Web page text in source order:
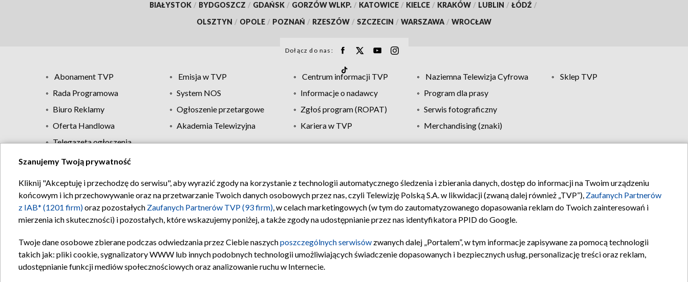
BIAŁYSTOK / BYDGOSZCZ / GDAŃSK / GORZÓW WLKP. / KATOWICE / KIELCE / KRAKÓW / LUBLIN / ŁÓDŹ /
OLSZTYN / OPOLE / POZNAŃ / RZESZÓW / SZCZECIN / WARSZAWA / WROCŁAW
Dołącz do nas:
Abonament TVP Emisja w TVP Centrum informacji TVP Naziemna Telewizja Cyfrowa
Sklep TVP
Rada Programowa
System NOS Informacje o nadawcy
Program dla prasy
Biuro Reklamy
Ogłoszenie przetargowe Zgłoś program (ROPAT)
Serwis fotograficzny
Oferta Handlowa
Akademia Telewizyjna Kariera w TVP
Merchandising (znaki)
Telegazeta ogłoszenia
Regulamin TVP Polityka prywatności Moje zgody Pomoc Biuro reklamy Kontakt
Szanujemy Twoją prywatność
Kliknij "Akceptuję i przechodzę do serwisu", aby wyrazić zgody na korzystanie z technologii automatycznego śledzenia i zbierania danych, dostęp do informacji na Twoim urządzeniu
końcowym i ich przechowywanie oraz na przetwarzanie Twoich danych osobowych przez nas, czyli Telewizję Polską S.A. w likwidacji (zwaną dalej również „TVP”), Zaufanych Partnerów
z IAB* (1201 firm)oraz pozostałych Zaufanych Partnerów TVP (93 firm), w celach marketingowych (w tym do zautomatyzowanego dopasowania reklam do Twoich zainteresowań i
mierzenia ich skuteczności) i pozostałych, które wskazujemy poniżej, a także zgody na udostępnianie przez nas identyfikatora PPID do Google.
Twoje dane osobowe zbierane podczas odwiedzania przez Ciebie naszychposzczególnych serwisów zwanych dalej „Portalem”, w tym informacje zapisywane za pomocą technologii
takich jak: pliki cookie, sygnalizatory WWW lub innych podobnych technologii umożliwiających świadczenie dopasowanych i bezpiecznych usług, personalizację treści oraz reklam,
udostępnianie funkcji mediów społecznościowych oraz analizowanie ruchu w Internecie.